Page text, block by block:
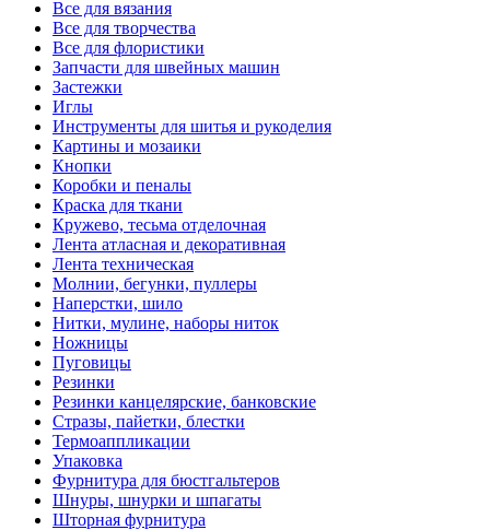
Все для вязания
Все для творчества
Все для флористики
Запчасти для швейных машин
Застежки
Иглы
Инструменты для шитья и рукоделия
Картины и мозаики
Кнопки
Коробки и пеналы
Краска для ткани
Кружево, тесьма отделочная
Лента атласная и декоративная
Лента техническая
Молнии, бегунки, пуллеры
Наперстки, шило
Нитки, мулине, наборы ниток
Ножницы
Пуговицы
Резинки
Резинки канцелярские, банковские
Стразы, пайетки, блестки
Термоаппликации
Упаковка
Фурнитура для бюстгальтеров
Шнуры, шнурки и шпагаты
Шторная фурнитура